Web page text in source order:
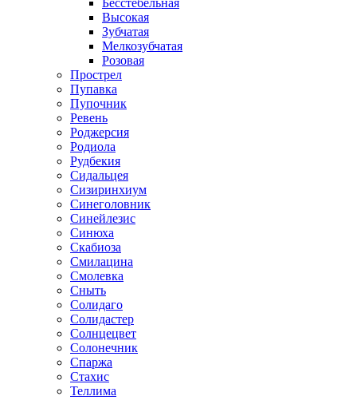
Высокая
Зубчатая
Мелкозубчатая
Розовая
Прострел
Пупавка
Пупочник
Ревень
Роджерсия
Родиола
Рудбекия
Сидальцея
Сизиринхиум
Синеголовник
Синейлезис
Синюха
Скабиоза
Смилацина
Смолевка
Сныть
Солидаго
Солидастер
Солнцецвет
Солонечник
Спаржа
Стахис
Теллима